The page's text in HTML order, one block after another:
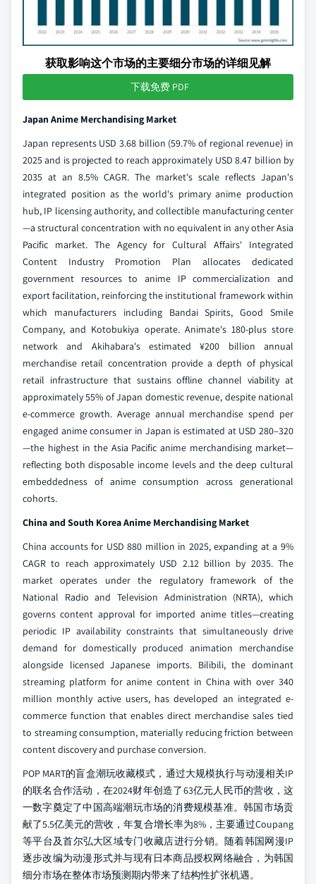
获取影响这个市场的主要细分市场的详细见解
下载免费 PDF
Japan Anime Merchandising Market
Japan represents USD 3.68 billion (59.7% of regional revenue) in
2025 and is projected to reach approximately USD 8.47 billion by
2035 at an 8.5% CAGR. The market's scale reflects Japan's
integrated position as the world's primary anime production
hub, IP licensing authority, and collectible manufacturing center
—a structural concentration with no equivalent in any other Asia
Pacific market. The Agency for Cultural Affairs' Integrated
Content Industry Promotion Plan allocates dedicated
government resources to anime IP commercialization and
export facilitation, reinforcing the institutional framework within
which manufacturers including Bandai Spirits, Good Smile
Company, and Kotobukiya operate. Animate's 180-plus store
network and Akihabara's estimated ¥200 billion annual
merchandise retail concentration provide a depth of physical
retail infrastructure that sustains offline channel viability at
approximately 55% of Japan domestic revenue, despite national
e-commerce growth. Average annual merchandise spend per
engaged anime consumer in Japan is estimated at USD 280–320
—the highest in the Asia Pacific anime merchandising market—
reflecting both disposable income levels and the deep cultural
embeddedness of anime consumption across generational
cohorts.
China and South Korea Anime Merchandising Market
China accounts for USD 880 million in 2025, expanding at a 9%
CAGR to reach approximately USD 2.12 billion by 2035. The
market operates under the regulatory framework of the
National Radio and Television Administration (NRTA), which
governs content approval for imported anime titles—creating
periodic IP availability constraints that simultaneously drive
demand for domestically produced animation merchandise
alongside licensed Japanese imports. Bilibili, the dominant
streaming platform for anime content in China with over 340
million monthly active users, has developed an integrated e-
commerce function that enables direct merchandise sales tied
to streaming consumption, materially reducing friction between
content discovery and purchase conversion.
POP MART的盲盒潮玩收藏模式，通过大规模执行与动漫相关IP
的联名合作活动，在2024财年创造了63亿元人民币的营收，这
一数字奠定了中国高端潮玩市场的消费规模基准。韩国市场贡
献了5.5亿美元的营收，年复合增长率为8%，主要通过Coupang
等平台及首尔弘大区域专门收藏店进行分销。随着韩国网漫IP
逐步改编为动漫形式并与现有日本商品授权网络融合，为韩国
细分市场在整体市场预测期内带来了结构性扩张机遇。